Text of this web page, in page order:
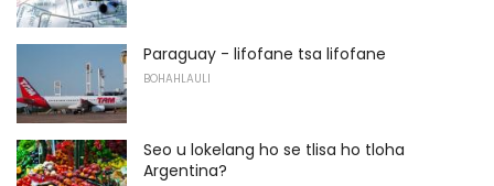
Paraguay - lifofane tsa lifofane
BOHAHLAULI
Seo u lokelang ho se tlisa ho tloha
Argentina?